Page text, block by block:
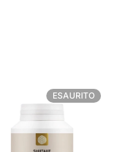
ESAURITO